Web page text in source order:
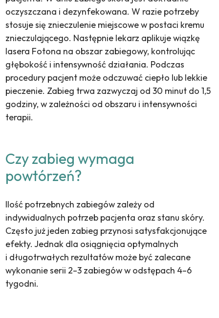
oczyszczana i dezynfekowana. W razie potrzeby
stosuje się znieczulenie miejscowe w postaci kremu
znieczulającego. Następnie lekarz aplikuje wiązkę
lasera Fotona na obszar zabiegowy, kontrolując
głębokość i intensywność działania. Podczas
procedury pacjent może odczuwać ciepło lub lekkie
pieczenie. Zabieg trwa zazwyczaj od 30 minut do 1,5
godziny, w zależności od obszaru i intensywności
terapii.
Czy zabieg wymaga
powtórzeń?
Ilość potrzebnych zabiegów zależy od
indywidualnych potrzeb pacjenta oraz stanu skóry.
Często już jeden zabieg przynosi satysfakcjonujące
efekty. Jednak dla osiągnięcia optymalnych
i długotrwałych rezultatów może być zalecane
wykonanie serii 2–3 zabiegów w odstępach 4–6
tygodni.